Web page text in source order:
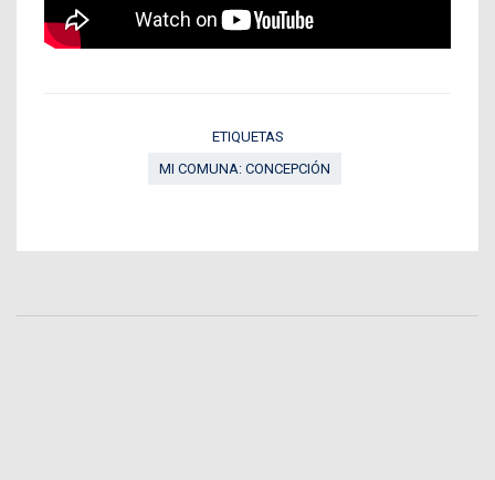
ETIQUETAS
MI COMUNA: CONCEPCIÓN